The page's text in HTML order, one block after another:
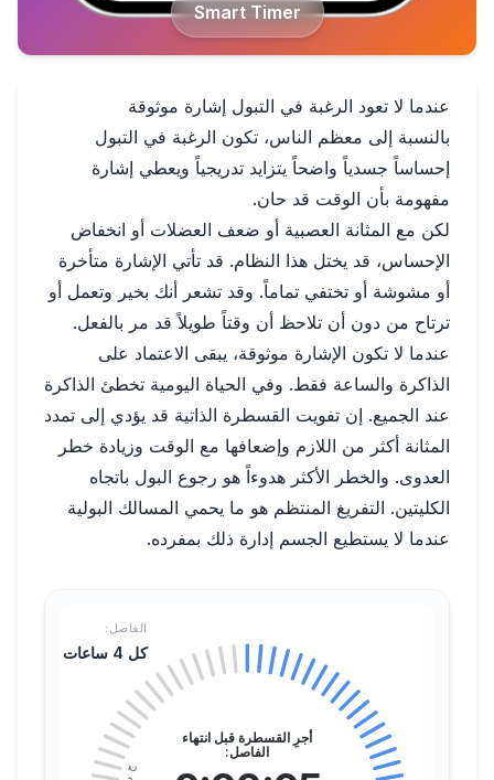
Smart Timer
عندما لا تعود الرغبة في التبول إشارة موثوقة
بالنسبة إلى معظم الناس، تكون الرغبة في التبول
إحساساً جسدياً واضحاً يتزايد تدريجياً ويعطي إشارة
مفهومة بأن الوقت قد حان.
لكن مع المثانة العصبية أو ضعف العضلات أو انخفاض
الإحساس، قد يختل هذا النظام. قد تأتي الإشارة متأخرة
أو مشوشة أو تختفي تماماً. وقد تشعر أنك بخير وتعمل أو
ترتاح من دون أن تلاحظ أن وقتاً طويلاً قد مر بالفعل.
عندما لا تكون الإشارة موثوقة، يبقى الاعتماد على
الذاكرة والساعة فقط. وفي الحياة اليومية تخطئ الذاكرة
عند الجميع. إن تفويت القسطرة الذاتية قد يؤدي إلى تمدد
المثانة أكثر من اللازم وإضعافها مع الوقت وزيادة خطر
العدوى. والخطر الأكثر هدوءاً هو رجوع البول باتجاه
الكليتين. التفريغ المنتظم هو ما يحمي المسالك البولية
عندما لا يستطيع الجسم إدارة ذلك بمفرده.
الفاصل:
كل 4 ساعات
أجرِ القسطرة قبل انتهاء
الفاصل: